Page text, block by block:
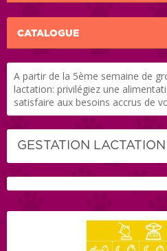
CATALOGUE
A partir de la 5ème semaine de
lactation: privilégiez une
satisfaire aux besoins accrus de
GESTATION